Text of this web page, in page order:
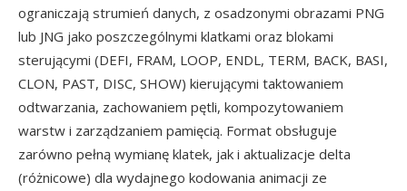
ograniczają strumień danych, z osadzonymi obrazami PNG
lub JNG jako poszczególnymi klatkami oraz blokami
sterującymi (DEFI, FRAM, LOOP, ENDL, TERM, BACK, BASI,
CLON, PAST, DISC, SHOW) kierującymi taktowaniem
odtwarzania, zachowaniem pętli, kompozytowaniem
warstw i zarządzaniem pamięcią. Format obsługuje
zarówno pełną wymianę klatek, jak i aktualizacje delta
(różnicowe) dla wydajnego kodowania animacji ze